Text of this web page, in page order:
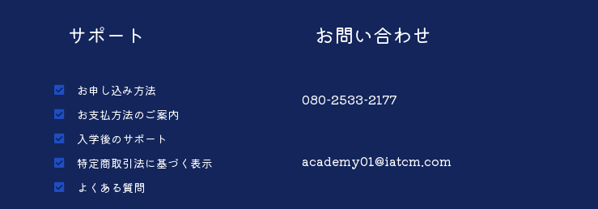
サポート
お申し込み方法
お支払方法のご案内
入学後のサポート
特定商取引法に基づく表示
よくある質問
お問い合わせ
080-2533-2177
academy01@iatcm.com